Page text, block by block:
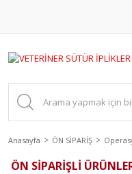
Anasayfa ÖN SİPARİŞ
ÖN SİPARİŞLİ